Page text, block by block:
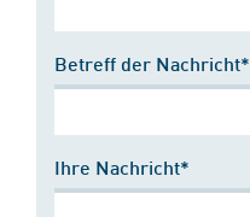
Betreff der Nachricht*
Ihre Nachricht*